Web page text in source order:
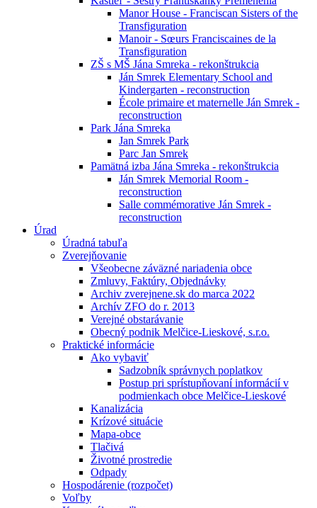
Manor House - Franciscan Sisters of the
Transfiguration
Manoir - Sœurs Franciscaines de la
Transfiguration
ZŠ s MŠ Jána Smreka - rekonštrukcia
Ján Smrek Elementary School and
Kindergarten - reconstruction
École primaire et maternelle Ján Smrek -
reconstruction
Park Jána Smreka
Jan Smrek Park
Parc Jan Smrek
Pamätná izba Jána Smreka - rekonštrukcia
Ján Smrek Memorial Room -
reconstruction
Salle commémorative Ján Smrek -
reconstruction
Úrad
Úradná tabuľa
Zverejňovanie
Všeobecne záväzné nariadenia obce
Zmluvy, Faktúry, Objednávky
Archiv zverejnene.sk do marca 2022
Archív ZFO do r. 2013
Verejné obstarávanie
Obecný podnik Melčice-Lieskové, s.r.o.
Praktické informácie
Ako vybaviť
Sadzobník správnych poplatkov
Postup pri sprístupňovaní informácií v
podmienkach obce Melčice-Lieskové
Kanalizácia
Krízové situácie
Mapa-obce
Tlačivá
Životné prostredie
Odpady
Hospodárenie (rozpočet)
Voľby